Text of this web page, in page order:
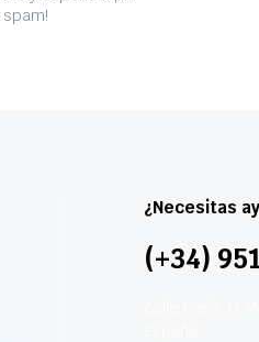
¿Necesitas
(+34)